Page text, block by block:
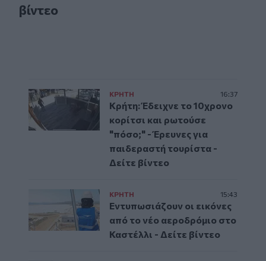
βίντεο
ΚΡΗΤΗ 16:37
Κρήτη: Έδειχνε το 10χρονο
κορίτσι και ρωτούσε
"πόσο;" - Έρευνες για
παιδεραστή τουρίστα -
Δείτε βίντεο
ΚΡΗΤΗ 15:43
Εντυπωσιάζουν οι εικόνες
από το νέο αεροδρόμιο στο
Καστέλλι - Δείτε βίντεο